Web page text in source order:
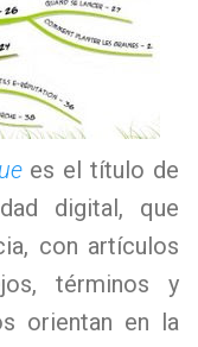
es el título de
digital, que
con artículos
términos y
orientan en la